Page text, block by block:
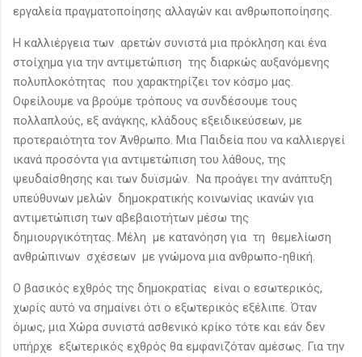
εργαλεία πραγματοποίησης αλλαγών και ανθρωποποίησης.
Η καλλιέργεια των αρετών συνιστά μια πρόκληση και ένα
στοίχημα για την αντιμετώπιση της διαρκώς αυξανόμενης
πολυπλοκότητας που χαρακτηρίζει τον κόσμο μας.
Οφείλουμε να βρούμε τρόπους να συνδέσουμε τους
πολλαπλούς, εξ ανάγκης, κλάδους εξειδικεύσεων, με
προτεραιότητα τον Άνθρωπο. Μια Παιδεία που να καλλιεργεί
ικανά προσόντα για αντιμετώπιση του λάθους, της
ψευδαίσθησης και των δυϊσμών. Να προάγει την ανάπτυξη
υπεύθυνων μελών δημοκρατικής κοινωνίας ικανών για
αντιμετώπιση των αβεβαιοτήτων μέσω της
δημιουργικότητας. Μέλη με κατανόηση για τη θεμελίωση
ανθρώπινων σχέσεων με γνώμονα μια ανθρωπο-ηθική.
Ο βασικός εχθρός της δημοκρατίας είναι ο εσωτερικός,
χωρίς αυτό να σημαίνει ότι ο εξωτερικός εξέλιπε. Όταν
όμως, μια Χώρα συνιστά ασθενικό κρίκο τότε και εάν δεν
υπήρχε εξωτερικός εχθρός θα εμφανιζόταν αμέσως. Για την